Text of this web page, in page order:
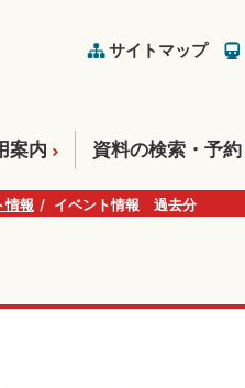
サイトマップ
案内 資料の検索・予約
情報 イベント情報 過去分